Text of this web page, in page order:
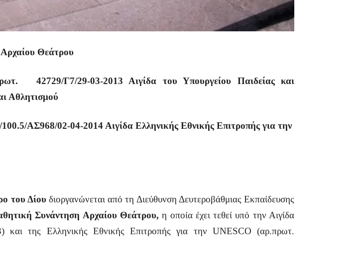
Θεάτρου
42729/Γ7/29-03-2013 Αιγίδα του Υπουργείου Παιδείας και
Αθλητισμού
02-04-2014 Αιγίδα Ελληνικής Εθνικής Επιτροπής για την
του Δίουδιοργανώνεται από τη Διεύθυνση Δευτεροβάθμιας Εκπαίδευσης
Συνάντηση Αρχαίου Θεάτρου, η οποία έχει τεθεί υπό την Αιγίδα
και της Ελληνικής Εθνικής Επιτροπής για την UNESCO (αρ.πρωτ.